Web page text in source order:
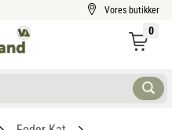
Vores butikker
0